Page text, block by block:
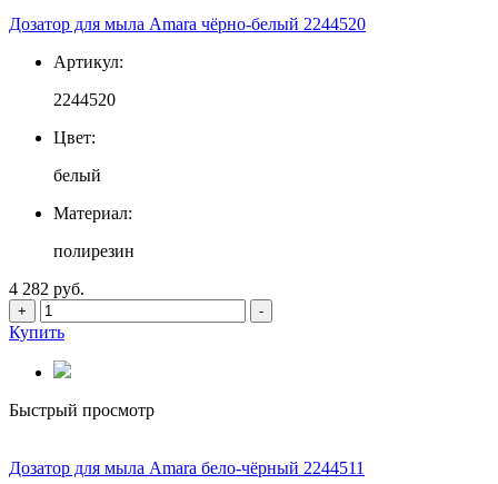
Дозатор для мыла Amara чёрно-белый 2244520
Артикул:
2244520
Цвет:
белый
Материал:
полирезин
4 282 руб.
+ -
Купить
Быстрый просмотр
Дозатор для мыла Amara бело-чёрный 2244511